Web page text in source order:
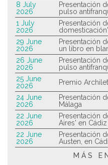
8 July
2026
Presentación
pulso
1 July
2026
Presentación
29 June
2026
Presentación
un libro en
26 June
2026
Presentación
pulso
25 June
2026
Premio
24 June
2026
Presentación
Málaga
22 June
2026
Presentación
Aires' en Cádiz
22 June
2026
Presentación
Austen, en
MÁS